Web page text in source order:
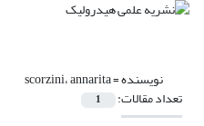
نویسنده =scorzini، annarita
تعداد مقالات: 1